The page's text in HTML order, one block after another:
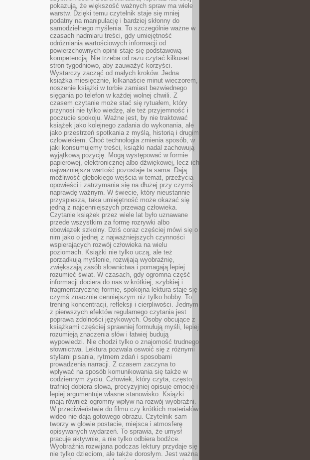
pokazują, że większość ważnych spraw ma wiele
warstw. Dzięki temu czytelnik staje się mniej
podatny na manipulację i bardziej skłonny do
samodzielnego myślenia. To szczególnie ważne w
czasach nadmiaru treści, gdy umiejętność
odróżniania wartościowych informacji od
powierzchownych opinii staje się podstawową
kompetencją. Nie trzeba od razu czytać kilkuset
stron tygodniowo, aby zauważyć korzyści.
Wystarczy zacząć od małych kroków. Jedna
książka miesięcznie, kilkanaście minut wieczorem,
noszenie książki w torbie zamiast bezwiednego
sięgania po telefon w każdej wolnej chwili. Z
czasem czytanie może stać się rytuałem, który
przynosi nie tylko wiedzę, ale też przyjemność i
poczucie spokoju. Ważne jest, by nie traktować
książek jako kolejnego zadania do wykonania, ale
jako przestrzeń spotkania z myślą, historią i drugim
człowiekiem. Choć technologia zmienia sposób, w
jaki konsumujemy treści, książki nadal zachowują
wyjątkową pozycję. Mogą występować w formie
papierowej, elektronicznej albo dźwiękowej, lecz ich
najważniejsza wartość pozostaje ta sama. Dają
możliwość głębokiego wejścia w temat, przeżycia
opowieści i zatrzymania się na dłużej przy czymś
naprawdę ważnym. W świecie, który nieustannie
przyspiesza, taka umiejętność może okazać się
jedną z najcenniejszych przewag człowieka.
Czytanie książek przez wiele lat było uznawane
przede wszystkim za formę rozrywki albo
obowiązek szkolny. Dziś coraz częściej mówi się o
nim jako o jednej z najważniejszych czynności
wspierających rozwój człowieka na wielu
poziomach. Książki nie tylko uczą, ale też
porządkują myślenie, rozwijają wyobraźnię,
zwiększają zasób słownictwa i pomagają lepiej
rozumieć świat. W czasach, gdy ogromna część
informacji dociera do nas w krótkiej, szybkiej i
fragmentarycznej formie, spokojna lektura staje się
czymś znacznie cenniejszym niż tylko hobby. To
trening koncentracji, refleksji i cierpliwości. Jednym
z pierwszych efektów regularnego czytania jest
poprawa zdolności językowych. Osoby obcujące z
książkami częściej sprawniej formułują myśli, lepiej
rozumieją znaczenia słów i łatwiej budują
wypowiedzi. Nie chodzi tylko o znajomość trudnego
słownictwa. Lektura pozwala oswoić się z różnymi
stylami pisania, rytmem zdań i sposobami
prowadzenia narracji. Z czasem zaczyna to
wpływać na sposób komunikowania się także w
codziennym życiu. Człowiek, który czyta, często
trafniej dobiera słowa, precyzyjniej opisuje emocje i
lepiej argumentuje własne stanowisko. Książki
mają również ogromny wpływ na rozwój wyobraźni.
W przeciwieństwie do filmu czy krótkich materiałów
wideo nie dają gotowego obrazu. Czytelnik sam
tworzy w głowie postacie, miejsca i atmosferę
opisywanych wydarzeń. To sprawia, że umysł
pracuje aktywnie, a nie tylko odbiera bodźce.
Wyobraźnia rozwijana podczas lektury przydaje się
nie tylko dzieciom, ale także dorosłym. Jest ważna